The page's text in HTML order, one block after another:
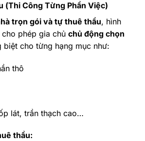
(Thi Công Từng Phần Việc)
trọn gói và tự thuê thầu, hình
cho phép gia chủ chủ động chọn
biệt cho từng hạng mục như:
thô
lát, trần thạch cao…
thầu: